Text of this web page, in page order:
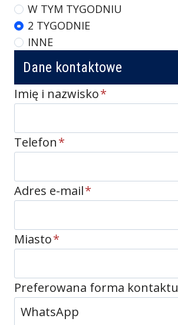
W TYM TYGODNIU
2 TYGODNIE
INNE
Dane kontaktowe
Imię i nazwisko*
Telefon*
Adres e-mail*
Miasto*
Preferowana forma kontaktu